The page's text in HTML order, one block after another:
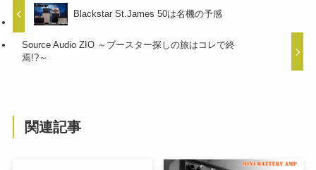
Blackstar St.James 50は名機の予感
Source Audio ZIO ～ブースター探しの旅はコレで終
焉!?～
関連記事